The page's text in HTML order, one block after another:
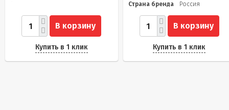
В корзину
Купить в 1 клик
Страна бренда
Россия
В корзину
Купить в 1 клик